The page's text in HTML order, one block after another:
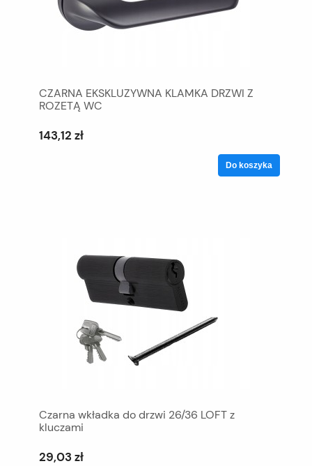
CZARNA EKSKLUZYWNA KLAMKA DRZWI Z
ROZETĄ WC
143,12 zł
Do koszyka
Czarna wkładka do drzwi 26/36 LOFT z
kluczami
29,03 zł